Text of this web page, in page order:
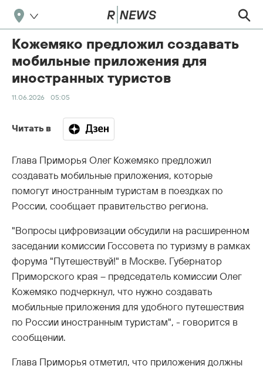
Кожемяко предложил создавать
мобильные приложения для
иностранных туристов
11.06.2026 05:05
Читать в
Глава Приморья Олег Кожемяко предложил
создавать мобильные приложения, которые
помогут иностранным туристам в поездках по
России, сообщает правительство региона.
"Вопросы цифровизации обсудили на расширенном
заседании комиссии Госсовета по туризму в рамках
форума "Путешествуй!" в Москве. Губернатор
Приморского края – председатель комиссии Олег
Кожемяко подчеркнул, что нужно создавать
мобильные приложения для удобного путешествия
по России иностранным туристам", - говорится в
сообщении.
Глава Приморья отметил, что приложения должны